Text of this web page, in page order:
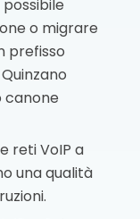
o migrare
prefisso
canone
reti VoIP a
una qualità